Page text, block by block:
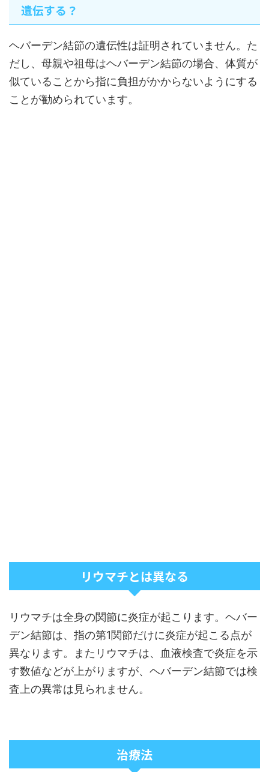
遺伝する？
ヘバーデン結節の遺伝性は証明されていません。た
だし、母親や祖母はヘバーデン結節の場合、体質が
似ていることから指に負担がかからないようにする
ことが勧められています。
リウマチとは異なる
リウマチは全身の関節に炎症が起こります。ヘバー
デン結節は、指の第1関節だけに炎症が起こる点が
異なります。またリウマチは、血液検査で炎症を示
す数値などが上がりますが、ヘバーデン結節では検
査上の異常は見られません。
治療法